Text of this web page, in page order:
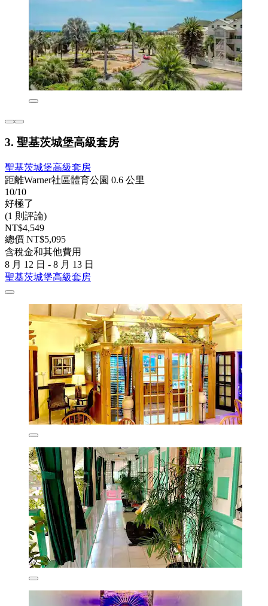
3. 聖基茨城堡高級套房
聖基茨城堡高級套房
距離Warner社區體育公園 0.6 公里
10/10
好極了
(1 則評論)
NT$4,549
總價 NT$5,095
含稅金和其他費用
8 月 12 日 - 8 月 13 日
聖基茨城堡高級套房